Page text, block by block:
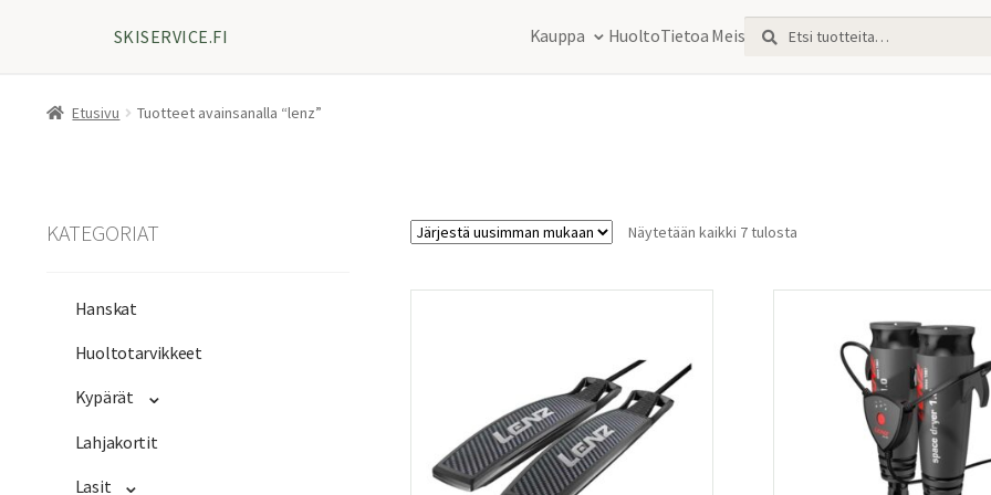
SKISERVICE.FI Kauppa HuoltoTietoa MeistäEtsi:
Haku
Etusivu Tuotteet avainsanalla “lenz”
Näytetään kaikki 7 tulostaSorted
KATEGORIAT
Hanskat
Huoltotarvikkeet
Kypärät
Lahjakortit
Lasit